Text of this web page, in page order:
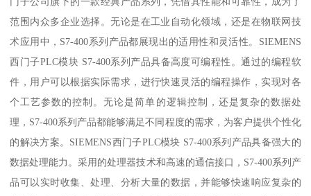
范围内众多企业选择。无论是在工业自动化领域，还是在物联网技
术应用中，S7-400系列产品都展现出的适用性和灵活性。SIEMENS
西门子PLC模块 S7-400系列产品具备高度可编程性。通过的编程软
件，用户可以根据实际需求，进行快速灵活的编程操作，实现对各
个工艺参数的控制。无论是简单的逻辑控制，还是复杂的数据处
理，S7-400系列产品都能够满足不同程度的需求，为客户提供个性化
的解决方案。SIEMENS西门子PLC模块 S7-400系列产品具备强大的
数据处理能力。采用的处理器技术和高速的通信接口，S7-400系列产
品可以实时收集、处理、分析大量的数据，并能够快速响应复杂的